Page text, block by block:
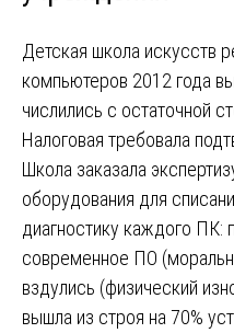
Детская школа искусств
компьютеров 2012 года
числились с остаточной
Налоговая требовала
Школа заказала
оборудования для
диагностику каждого ПК:
современное ПО
вздулись (физический
вышла из строя на 70%